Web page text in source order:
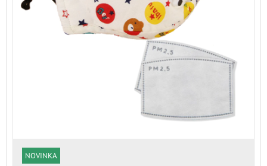
NOVINKA